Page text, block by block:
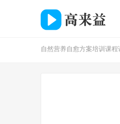
自然营养自愈方案培训课程